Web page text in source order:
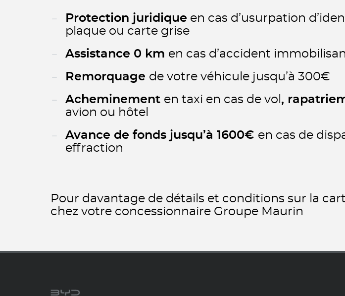
Protection juridique en cas d’usurpation
plaque ou carte grise
Assistance 0 km en cas d’accident
Remorquage de votre véhicule jusqu’à 300€
Acheminement en taxi en cas de vol ,
avion ou hôtel
Avance de fonds jusqu’à 1600€ en cas de
effraction
Pour davantage de détails et conditions sur la
chez votre concessionnaire Groupe Maurin